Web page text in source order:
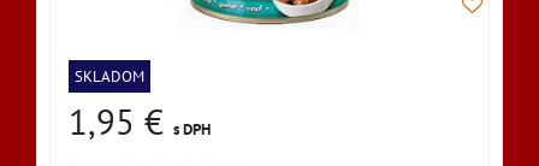
SKLADOM
1,95 € s DPH